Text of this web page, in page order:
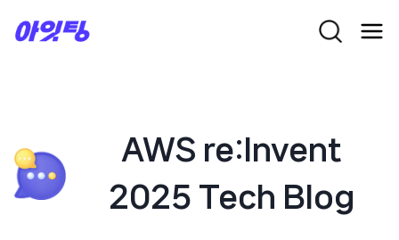
AWS re:Invent
2025 Tech Blog